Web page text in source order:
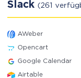
Slack (261
AWeber
Opencart
Google Calendar
Airtable